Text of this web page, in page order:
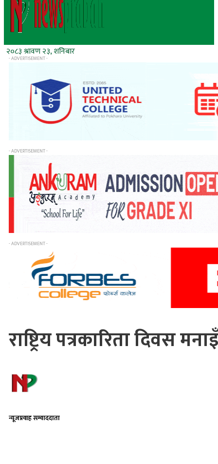
२०८३ श्रावण २३, शनिबार
- ADVERTISEMENT -
- ADVERTISEMENT -
- ADVERTISEMENT -
राष्ट्रिय पत्रकारिता दिवस
न्यूजप्रवाह सम्वाददाता